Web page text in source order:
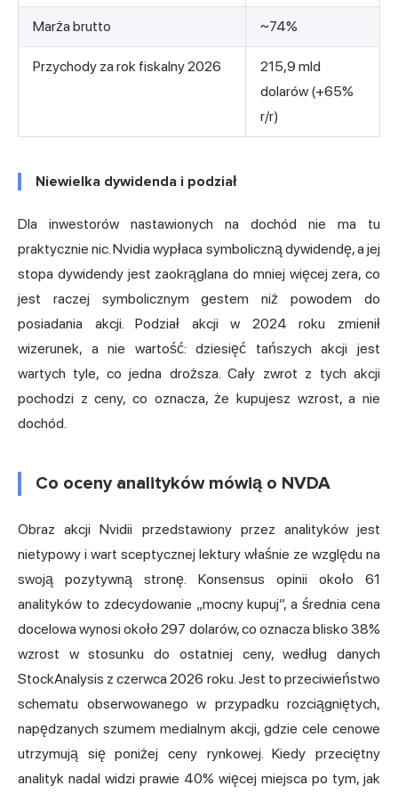
Marża brutto ~74%
Przychody za rok fiskalny 2026
215,9 mld
dolarów (+65%
r/r)
Niewielka dywidenda i podział
Dla inwestorów nastawionych na dochód nie ma tu
praktycznie nic. Nvidia wypłaca symboliczną dywidendę, a jej
stopa dywidendy jest zaokrąglana do mniej więcej zera, co
jest raczej symbolicznym gestem niż powodem do
posiadania akcji. Podział akcji w 2024 roku zmienił
wizerunek, a nie wartość: dziesięć tańszych akcji jest
wartych tyle, co jedna droższa. Cały zwrot z tych akcji
pochodzi z ceny, co oznacza, że kupujesz wzrost, a nie
dochód.
Co oceny analityków mówią o NVDA
Obraz akcji Nvidii przedstawiony przez analityków jest
nietypowy i wart sceptycznej lektury właśnie ze względu na
swoją pozytywną stronę. Konsensus opinii około 61
analityków to zdecydowanie „mocny kupuj”, a średnia cena
docelowa wynosi około 297 dolarów, co oznacza blisko 38%
wzrost w stosunku do ostatniej ceny,według danych
StockAnalysis z czerwca 2026 roku. Jest to przeciwieństwo
schematu obserwowanego w przypadku rozciągniętych,
napędzanych szumem medialnym akcji, gdzie cele cenowe
utrzymują się poniżej ceny rynkowej. Kiedy przeciętny
analityk nadal widzi prawie 40% więcej miejsca po tym, jak